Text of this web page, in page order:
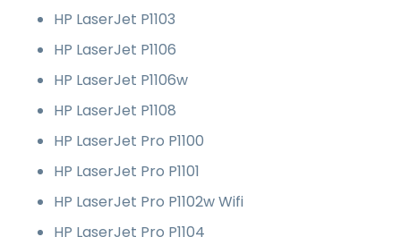
HP LaserJet P1103
HP LaserJet P1106
HP LaserJet P1106w
HP LaserJet P1108
HP LaserJet Pro P1100
HP LaserJet Pro P1101
HP LaserJet Pro P1102w Wifi
HP LaserJet Pro P1104